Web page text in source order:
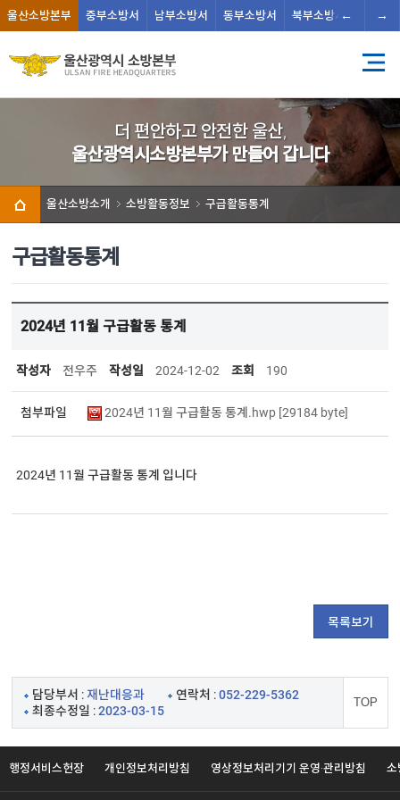
←
울산소방본부 중부소방서 남부소방서 동부소방서 북부소방서 남울주
→
더 편안하고 안전한 울산,
울산광역시소방본부가 만들어 갑니다
울산소방소개 소방활동정보 구급활동통계
구급활동통계
2024년 11월 구급활동 통계
작성자 전우주 작성일 2024-12-02 조회 190
첨부파일 2024년 11월 구급활동 통계.hwp [29184 byte]
2024년 11월 구급활동 통계 입니다
목록보기
담당부서 : 재난대응과 연락처 :052-229-5362
최종수정일 :2023-03-15
TOP
행정서비스헌장 개인정보처리방침 영상정보처리기기 운영·관리방침 소